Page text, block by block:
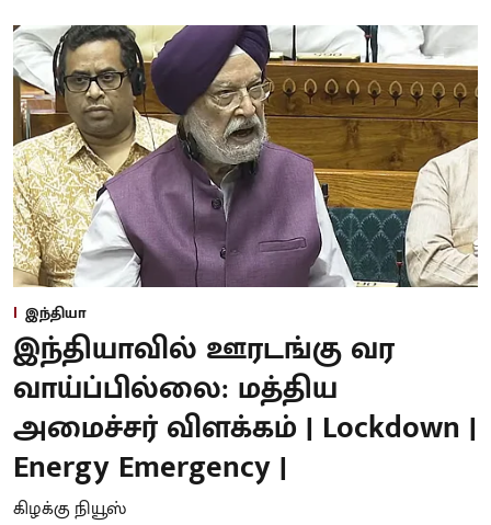
இந்தியா
இந்தியாவில் ஊரடங்கு வர
வாய்ப்பில்லை: மத்திய
அமைச்சர் விளக்கம் | Lockdown |
Energy Emergency |
கிழக்கு நியூஸ்